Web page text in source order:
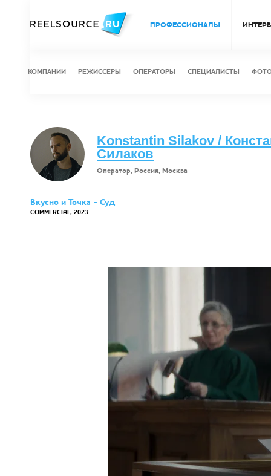
ПРОФЕССИОНАЛЫ
КОМПАНИИ РЕЖИССЕРЫ ОПЕРАТОРЫ СПЕЦИАЛИСТЫ
Konstantin Silakov /
Силаков
Оператор, Россия, Москва
Вкусно и Точка - Суд
COMMERCIAL, 2023